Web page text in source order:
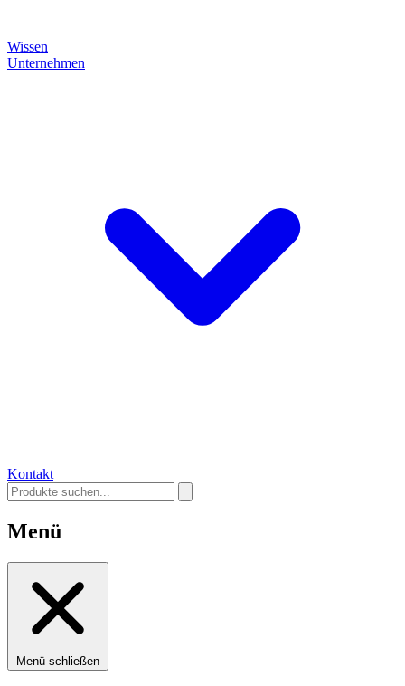
Wissen
Unternehmen
Kontakt
Menü
Menü schließen